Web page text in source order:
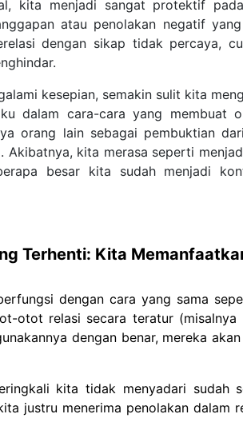
kita menjadi sangat protektif
atau penolakan negatif
dengan sikap tidak percaya,
kesepian, semakin sulit kita
dalam cara-cara yang membuat
orang lain sebagai pembuktian
Akibatnya, kita merasa seperti
besar kita sudah menjadi
Terhenti: Kita
dengan cara yang sama
otot relasi secara teratur (misalnya
dengan benar, mereka
kita tidak menyadari sudah
justru menerima penolakan dalam